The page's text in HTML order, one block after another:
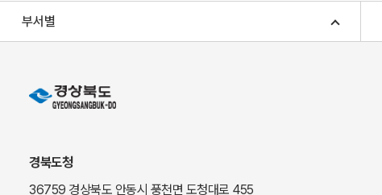
부서별
경북도청
36759 경상북도 안동시 풍천면 도청대로 455